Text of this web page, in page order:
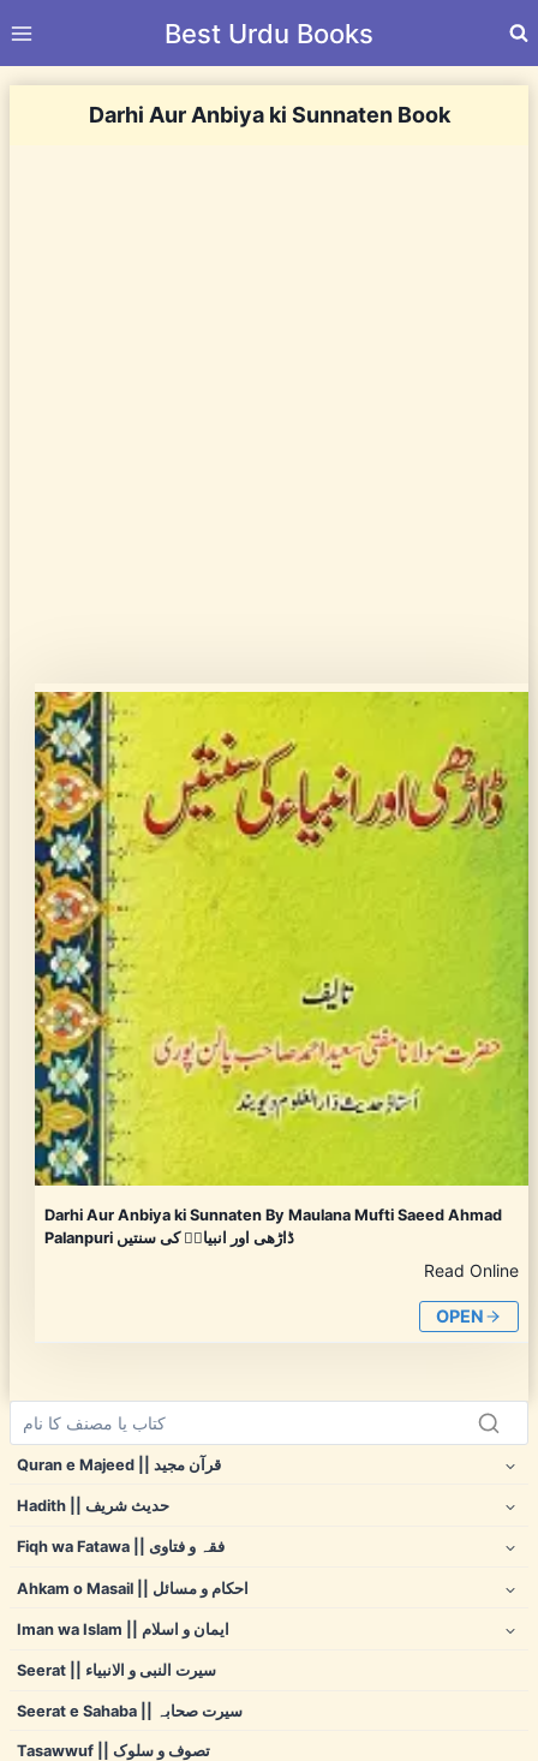
to
Best Urdu Books
Darhi Aur Anbiya ki Sunnaten Book
Darhi Aur Anbiya ki Sunnaten By Maulana Mufti Saeed Ahmad
Palanpuri ڈاڑھی اور انبیاءؑ کی سنتیں
Read Online
OPEN
Quran e Majeed || قرآن مجید
Hadith || حدیث شریف
Fiqh wa Fatawa || فقہ و فتاوی
Ahkam o Masail || احکام و مسائل
Iman wa Islam || ایمان و اسلام
Seerat || سیرت النبی و الانبیاء
Seerat e Sahaba || سیرت صحابہ
Tasawwuf || تصوف و سلوک